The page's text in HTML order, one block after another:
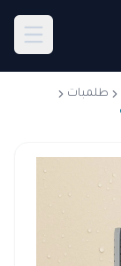
طلمبات